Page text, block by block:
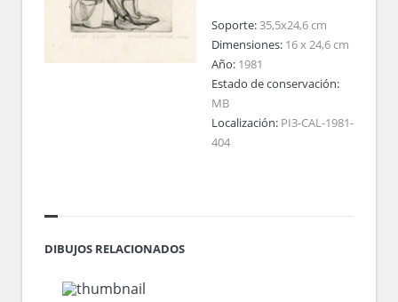
Soporte:35,5x24,6 cm
Dimensiones: 16 x 24,6 cm
Año: 1981
Estado de conservación:
MB
Localización: PI3-CAL-1981-
404
DIBUJOS RELACIONADOS